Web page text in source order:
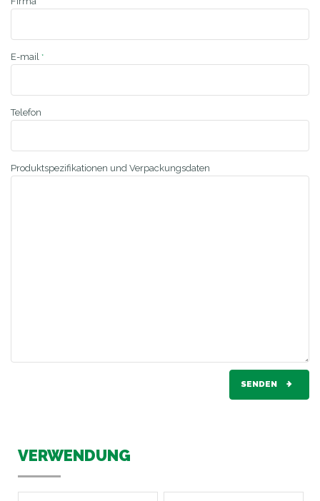
E-mail *
Telefon
Produktspezifikationen und Verpackungsdaten
SENDEN
VERWENDUNG